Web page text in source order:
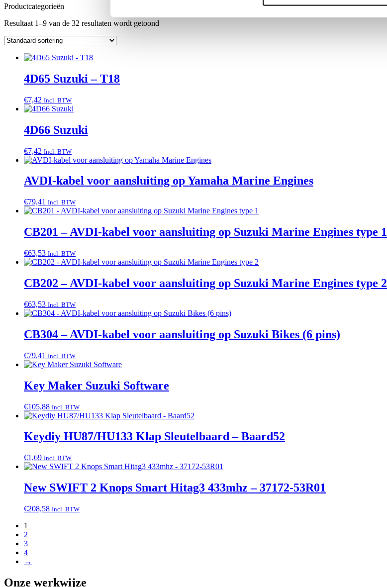
Productcategorieën
Resultaat 1–9 van de 32 resultaten wordt getoond
4D65 Suzuki – T18
€7,42 Incl. BTW
4D66 Suzuki
€7,42 Incl. BTW
AVDI-kabel voor aansluiting op Yamaha Marine Engines
€79,41 Incl. BTW
CB201 – AVDI-kabel voor aansluiting op Suzuki Marine Engines type 1
€63,53 Incl. BTW
CB202 – AVDI-kabel voor aansluiting op Suzuki Marine Engines type 2
€63,53 Incl. BTW
CB304 – AVDI-kabel voor aansluiting op Suzuki Bikes (6 pins)
€79,41 Incl. BTW
Key Maker Suzuki Software
€105,88 Incl. BTW
Keydiy HU87/HU133 Klap Sleutelbaard – Baard52
€1,69 Incl. BTW
New SWIFT 2 Knops Smart Hitag3 433mhz – 37172-53R01
€208,58 Incl. BTW
1
2
3
4
→
Onze werkwijze